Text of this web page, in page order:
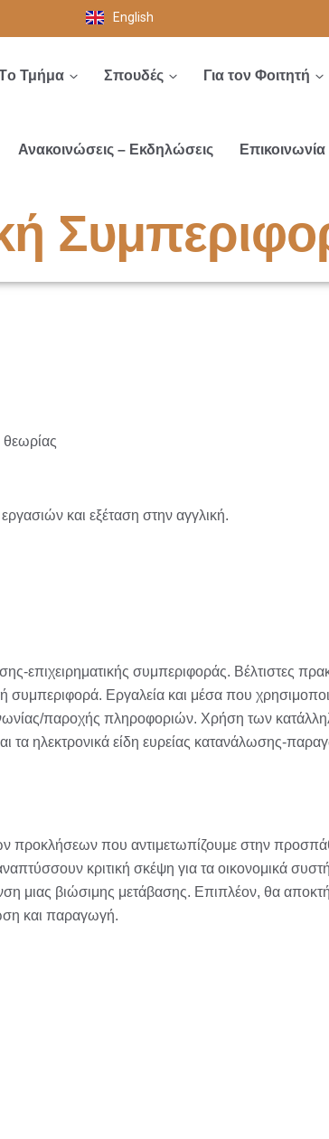
English
Τμήμα Σπουδές Για τον Φοιτητή
Ανακοινώσεις – Εκδηλώσεις Επικοινωνία
θεωρίας
και εξέταση στην αγγλική.
συμπεριφοράς. Βέλτιστες
Εργαλεία και μέσα που
παροχής πληροφοριών. Χρήση των
τα ηλεκτρονικά είδη ευρείας κατανάλωσης-
προκλήσεων που αντιμετωπίζουμε στην
κριτική σκέψη για τα οικονομικά
μιας βιώσιμης μετάβασης. Επιπλέον, θα
και παραγωγή.